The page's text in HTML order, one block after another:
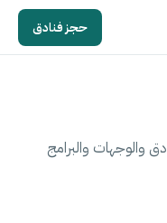
حجز فنادق
والوجهات والبرامج